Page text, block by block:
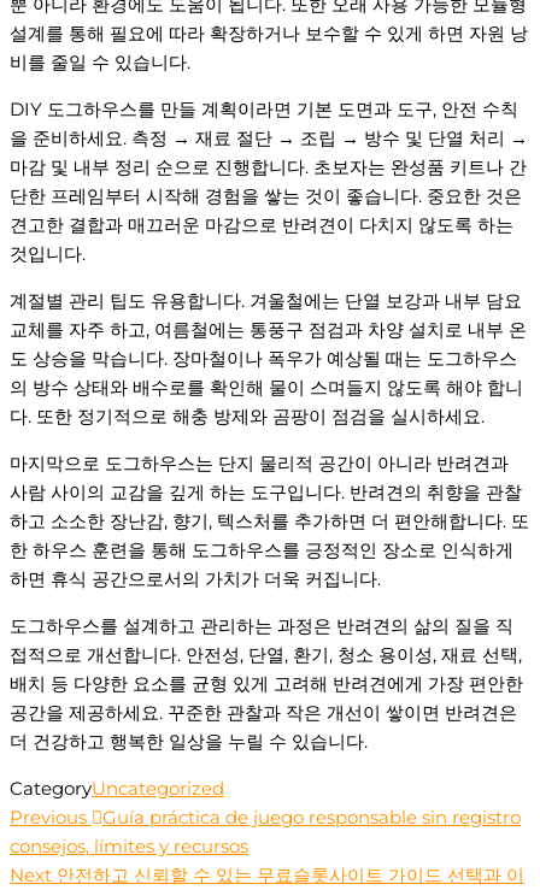
뿐 아니라 환경에도 도움이 됩니다. 또한 오래 사용 가능한 모듈형
설계를 통해 필요에 따라 확장하거나 보수할 수 있게 하면 자원 낭
비를 줄일 수 있습니다.
DIY 도그하우스를 만들 계획이라면 기본 도면과 도구, 안전 수칙
을 준비하세요. 측정 → 재료 절단 → 조립 → 방수 및 단열 처리 →
마감 및 내부 정리 순으로 진행합니다. 초보자는 완성품 키트나 간
단한 프레임부터 시작해 경험을 쌓는 것이 좋습니다. 중요한 것은
견고한 결합과 매끄러운 마감으로 반려견이 다치지 않도록 하는
것입니다.
계절별 관리 팁도 유용합니다. 겨울철에는 단열 보강과 내부 담요
교체를 자주 하고, 여름철에는 통풍구 점검과 차양 설치로 내부 온
도 상승을 막습니다. 장마철이나 폭우가 예상될 때는 도그하우스
의 방수 상태와 배수로를 확인해 물이 스며들지 않도록 해야 합니
다. 또한 정기적으로 해충 방제와 곰팡이 점검을 실시하세요.
마지막으로 도그하우스는 단지 물리적 공간이 아니라 반려견과
사람 사이의 교감을 깊게 하는 도구입니다. 반려견의 취향을 관찰
하고 소소한 장난감, 향기, 텍스처를 추가하면 더 편안해합니다. 또
한 하우스 훈련을 통해 도그하우스를 긍정적인 장소로 인식하게
하면 휴식 공간으로서의 가치가 더욱 커집니다.
도그하우스를 설계하고 관리하는 과정은 반려견의 삶의 질을 직
접적으로 개선합니다. 안전성, 단열, 환기, 청소 용이성, 재료 선택,
배치 등 다양한 요소를 균형 있게 고려해 반려견에게 가장 편안한
공간을 제공하세요. 꾸준한 관찰과 작은 개선이 쌓이면 반려견은
더 건강하고 행복한 일상을 누릴 수 있습니다.
CategoryUncategorized
Post
navigation
Previous
Post
Previous
Guía práctica de juego responsable sin registro
consejos, límites y recursos
Next
Next 안전하고 신뢰할 수 있는 무료슬롯사이트 가이드 선택과 이